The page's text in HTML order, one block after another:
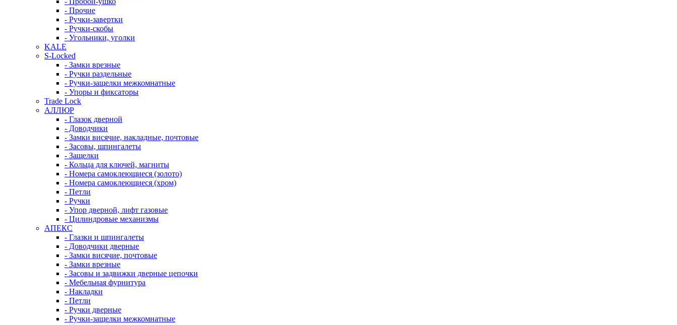
- Прочие
- Ручки-завертки
- Ручки-скобы
- Угольники, уголки
KALE
S-Locked
- Замки врезные
- Ручки раздельные
- Ручки-защелки межкомнатные
- Упоры и фиксаторы
Trade Lock
АЛЛЮР
- Глазок дверной
- Доводчики
- Замки висячие, накладные, почтовые
- Засовы, шпингалеты
- Защелки
- Кольца для ключей, магниты
- Номера самоклеющиеся (золото)
- Номера самоклеющиеся (хром)
- Петли
- Ручки
- Упор дверной, лифт газовые
- Цилиндровые механизмы
АПЕКС
- Глазки и шпингалеты
- Доводчики дверные
- Замки висячие, почтовые
- Замки врезные
- Засовы и задвижки дверные цепочки
- Мебельная фурнитура
- Накладки
- Петли
- Ручки дверные
- Ручки-защелки межкомнатные